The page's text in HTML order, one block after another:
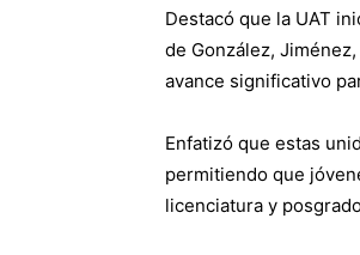
Destacó que la UAT
de González,
avance significativo
Enfatizó que estas
permitiendo que
licenciatura y